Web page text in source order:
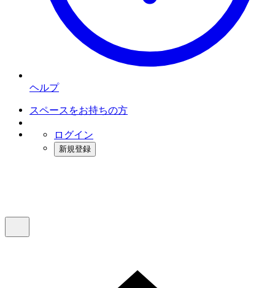
ヘルプ
スペースをお持ちの方
ログイン
新規登録